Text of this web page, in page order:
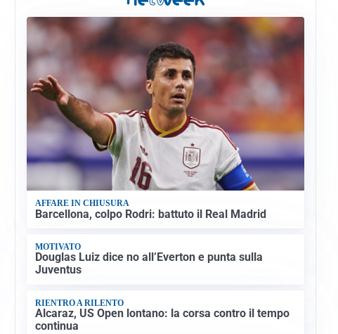
AFFARE IN CHIUSURA
Barcellona, colpo Rodri: battuto il Real Madrid
MOTIVATO
Douglas Luiz dice no all’Everton e punta sulla
Juventus
RIENTRO A RILENTO
Alcaraz, US Open lontano: la corsa contro il tempo
continua